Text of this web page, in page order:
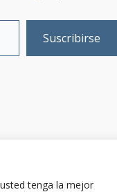
tenga la mejor
Suscribirse